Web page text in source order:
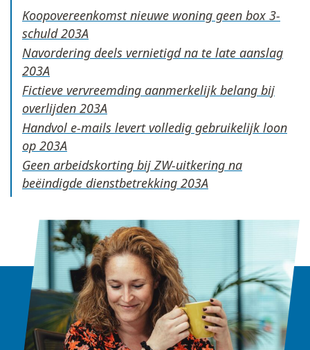
Koopovereenkomst nieuwe woning geen box 3-
schuld
Navordering deels vernietigd na te late aanslag
Fictieve vervreemding aanmerkelijk belang bij
overlijden
Handvol e-mails levert volledig gebruikelijk loon
op
Geen arbeidskorting bij ZW-uitkering na
beëindigde dienstbetrekking